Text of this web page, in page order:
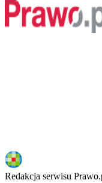
Redakcja serwisu